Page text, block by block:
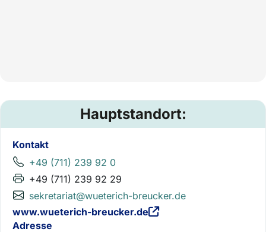
Hauptstandort:
Kontakt
+49 (711) 239 92 0
+49 (711) 239 92 29
sekretariat@wueterich-breucker.de
www.wueterich-breucker.de
Adresse